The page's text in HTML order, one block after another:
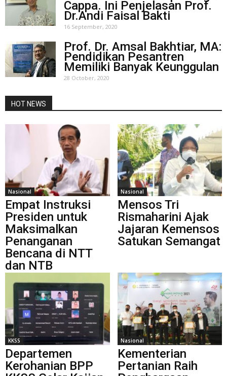
Cappa. Ini Penjelasan Prof.
Dr.Andi Faisal Bakti
16 September, 2020
Prof. Dr. Amsal Bakhtiar, MA:
Pendidikan Pesantren
Memiliki Banyak Keunggulan
28 October, 2020
HOT NEWS
Nasional
Empat Instruksi
Presiden untuk
Maksimalkan
Penanganan
Bencana di NTT
dan NTB
Nasional
Mensos Tri
Rismaharini Ajak
Jajaran Kemensos
Satukan Semangat
KKSS
Departemen
Kerohanian BPP
Nasional
Kementerian
Pertanian Raih